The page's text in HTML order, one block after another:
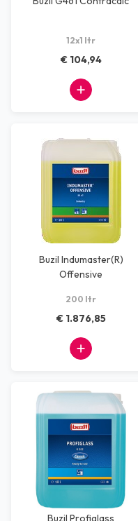
12x1 ltr
€ 104,94
Buzil Indumaster(R)
Offensive
200 ltr
€ 1.876,85
Buzil Profiglass